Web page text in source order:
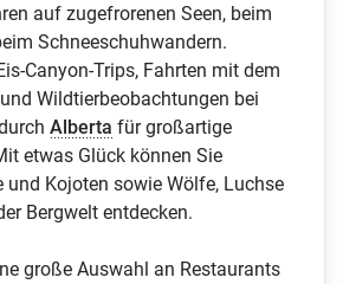
auf zugefrorenen Seen, beim
Schneeschuhwandern.
Canyon-Trips, Fahrten mit dem
Wildtierbeobachtungen bei
Alberta für großartige
etwas Glück können Sie
und Kojoten sowie Wölfe, Luchse
Bergwelt entdecken.
große Auswahl an Restaurants